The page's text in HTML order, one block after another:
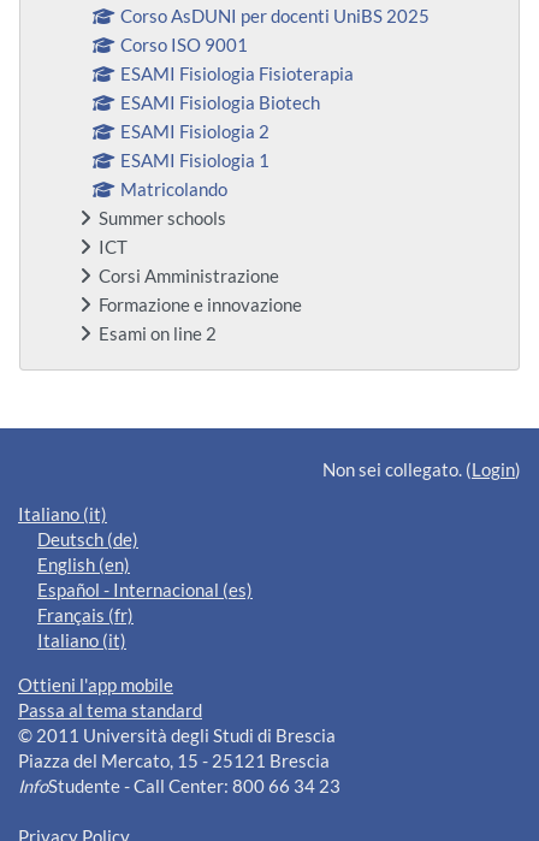
Corso AsDUNI per docenti UniBS 2025
Corso ISO 9001
ESAMI Fisiologia Fisioterapia
ESAMI Fisiologia Biotech
ESAMI Fisiologia 2
ESAMI Fisiologia 1
Matricolando
Summer schools
ICT
Corsi Amministrazione
Formazione e innovazione
Esami on line 2
Blocchi supplementari
Non sei collegato. (Login)
Italiano ‎(it)‎
Deutsch ‎(de)‎
English ‎(en)‎
Español - Internacional ‎(es)‎
Français ‎(fr)‎
Italiano ‎(it)‎
Ottieni l'app mobile
Passa al tema standard
© 2011 Università degli Studi di Brescia
Piazza del Mercato, 15 - 25121 Brescia
InfoStudente - Call Center: 800 66 34 23
Privacy Policy